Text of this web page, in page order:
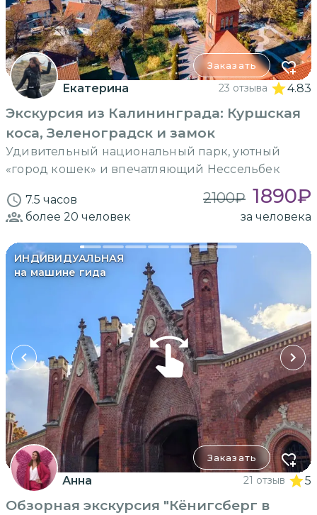
Заказать
Екатерина 23 отзыва 4.83
Экскурсия из Калининграда: Куршская
коса, Зеленоградск и замок
Удивительный национальный парк, уютный
«город кошек» и впечатляющий Нессельбек
7.5 часов 2100₽ 1890₽
более 20 человек за человека
ИНДИВИДУАЛЬНАЯ
на машине гида
Заказать
Анна 21 отзыв 5
Обзорная экскурсия "Кёнигсберг в